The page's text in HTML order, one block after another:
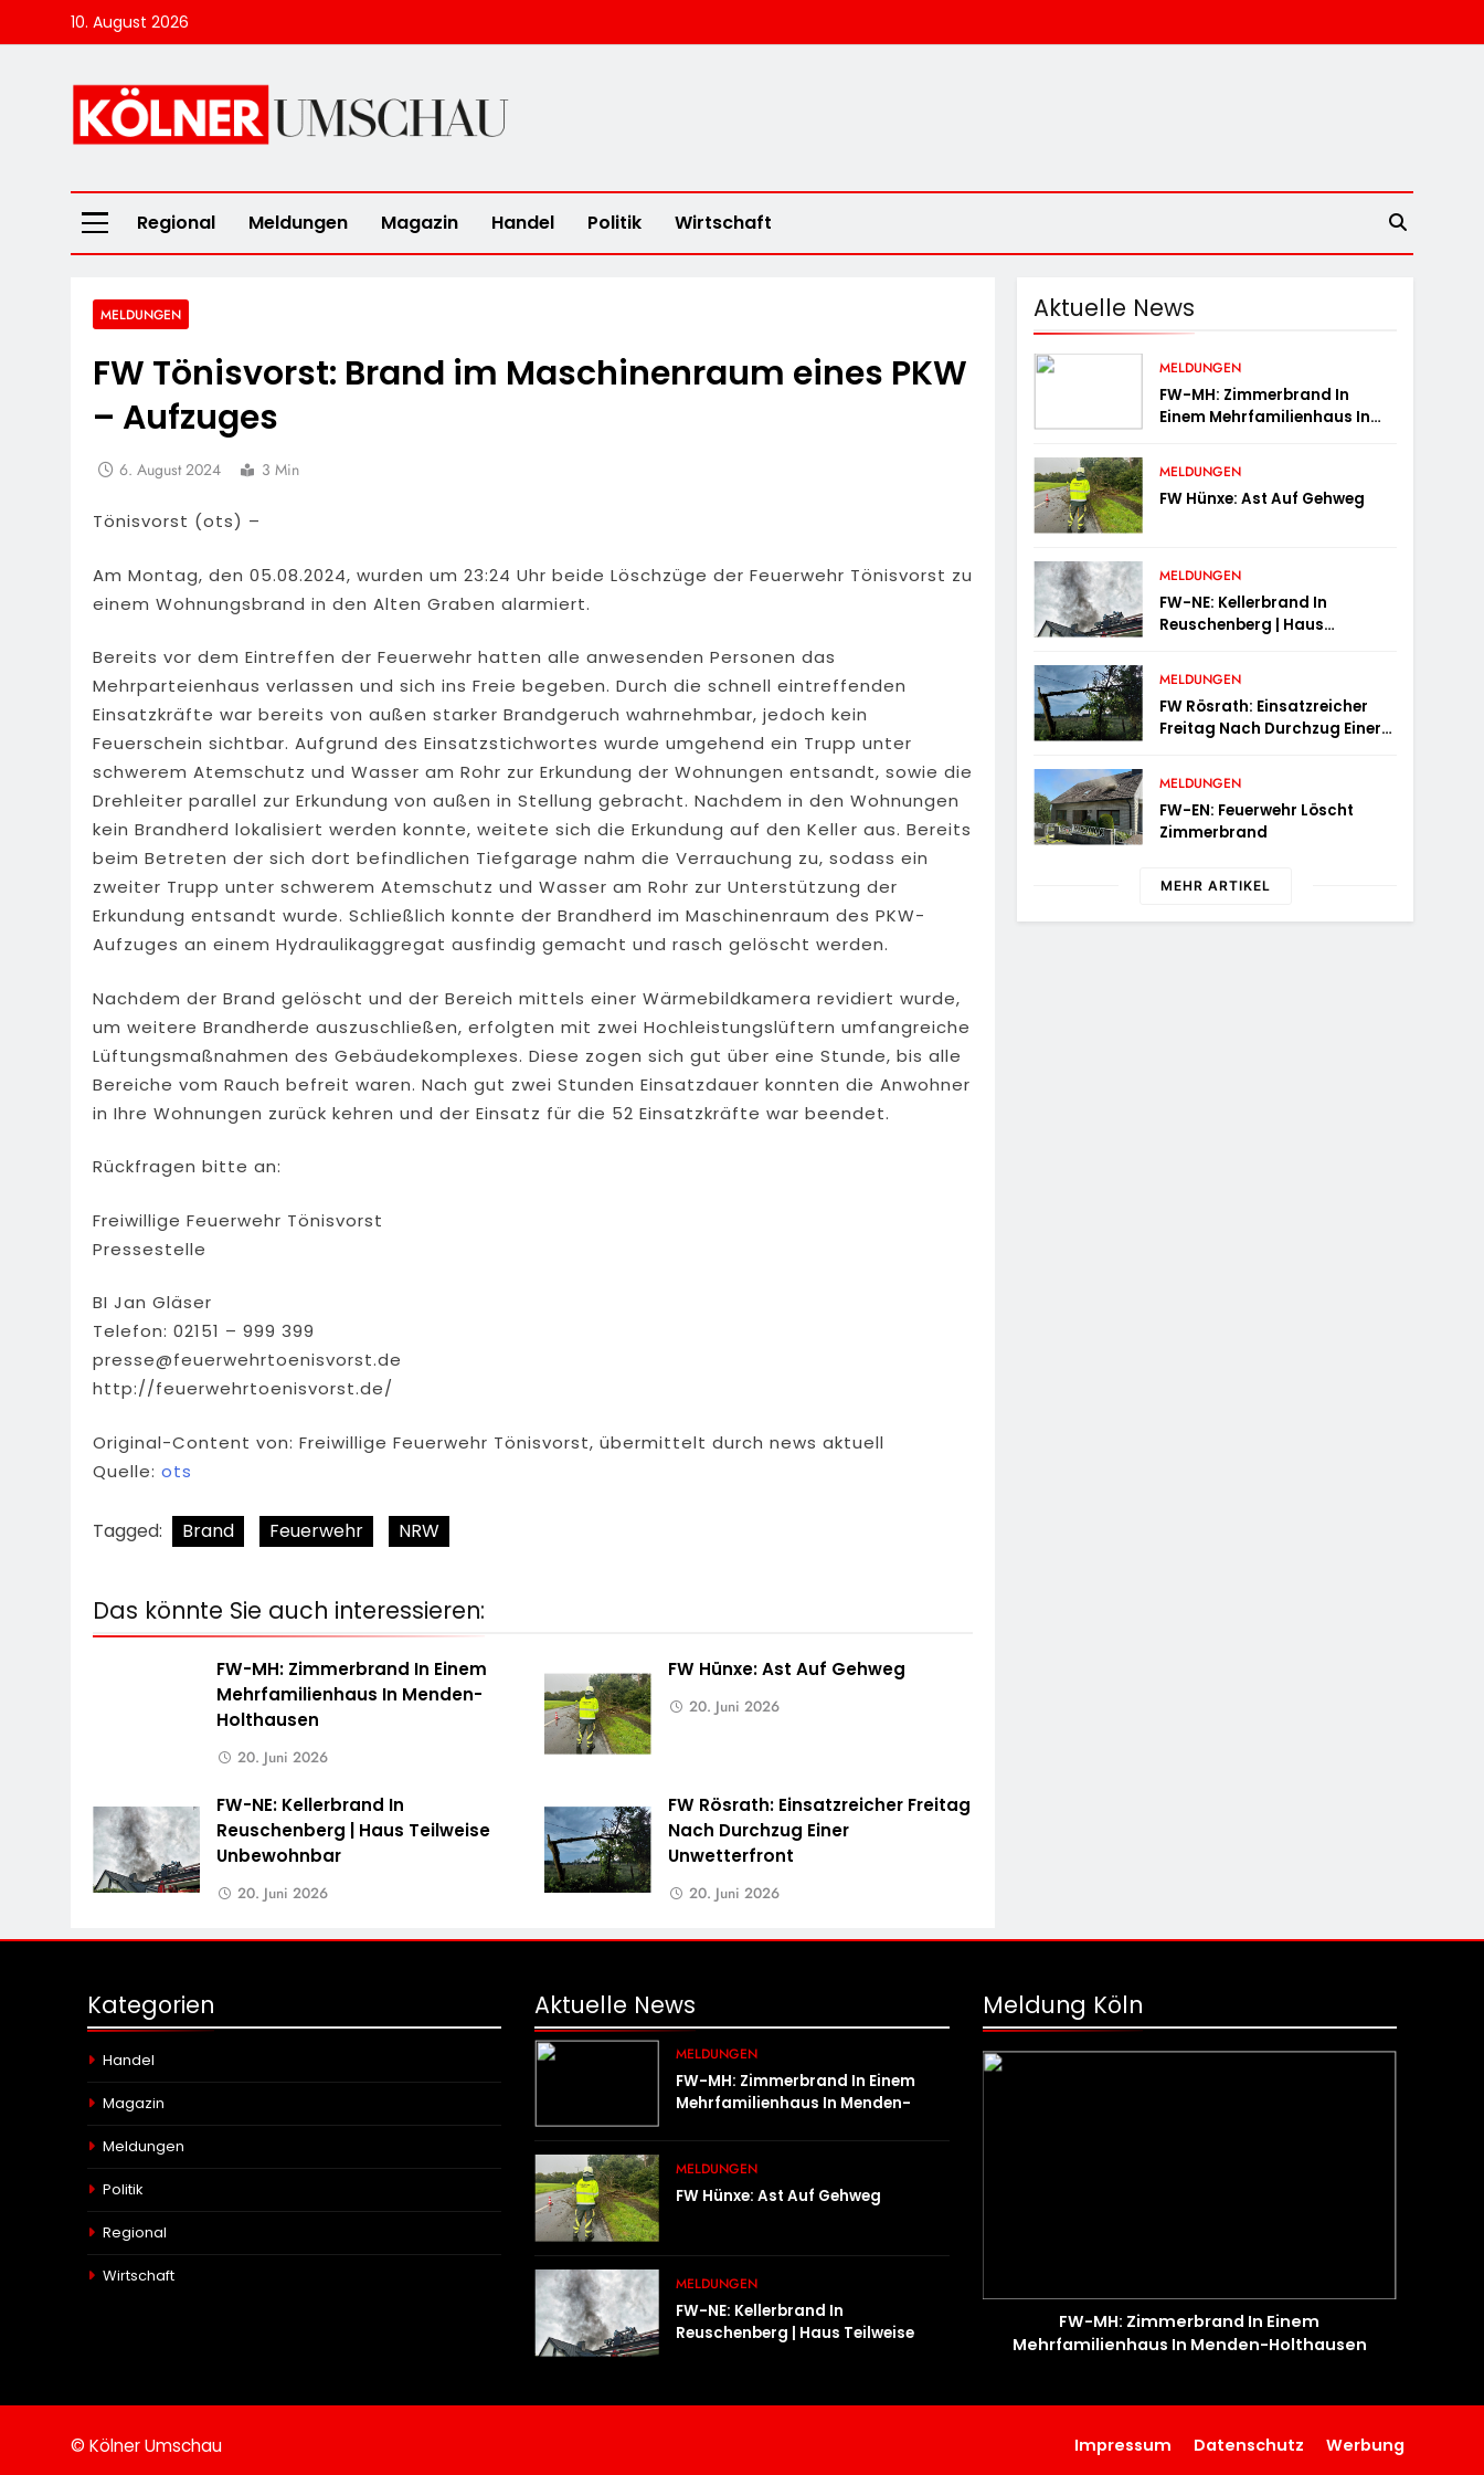
to
10. August 2026
Kölner Umschau
Regional Meldungen Magazin Handel Politik Wirtschaft
MELDUNGEN
FW Tönisvorst: Brand im Maschinenraum eines PKW
– Aufzuges
6. August 2024 3 Min
Tönisvorst (ots) –
Am Montag, den 05.08.2024, wurden um 23:24 Uhr beide Löschzüge der Feuerwehr Tönisvorst zu
einem Wohnungsbrand in den Alten Graben alarmiert.
Bereits vor dem Eintreffen der Feuerwehr hatten alle anwesenden Personen das
Mehrparteienhaus verlassen und sich ins Freie begeben. Durch die schnell eintreffenden
Einsatzkräfte war bereits von außen starker Brandgeruch wahrnehmbar, jedoch kein
Feuerschein sichtbar. Aufgrund des Einsatzstichwortes wurde umgehend ein Trupp unter
schwerem Atemschutz und Wasser am Rohr zur Erkundung der Wohnungen entsandt, sowie die
Drehleiter parallel zur Erkundung von außen in Stellung gebracht. Nachdem in den Wohnungen
kein Brandherd lokalisiert werden konnte, weitete sich die Erkundung auf den Keller aus. Bereits
beim Betreten der sich dort befindlichen Tiefgarage nahm die Verrauchung zu, sodass ein
zweiter Trupp unter schwerem Atemschutz und Wasser am Rohr zur Unterstützung der
Erkundung entsandt wurde. Schließlich konnte der Brandherd im Maschinenraum des PKW-
Aufzuges an einem Hydraulikaggregat ausfindig gemacht und rasch gelöscht werden.
Nachdem der Brand gelöscht und der Bereich mittels einer Wärmebildkamera revidiert wurde,
um weitere Brandherde auszuschließen, erfolgten mit zwei Hochleistungslüftern umfangreiche
Lüftungsmaßnahmen des Gebäudekomplexes. Diese zogen sich gut über eine Stunde, bis alle
Bereiche vom Rauch befreit waren. Nach gut zwei Stunden Einsatzdauer konnten die Anwohner
in Ihre Wohnungen zurück kehren und der Einsatz für die 52 Einsatzkräfte war beendet.
Rückfragen bitte an:
Freiwillige Feuerwehr Tönisvorst
Pressestelle
BI Jan Gläser
Telefon: 02151 – 999 399
presse@feuerwehrtoenisvorst.de
http://feuerwehrtoenisvorst.de/
Original-Content von: Freiwillige Feuerwehr Tönisvorst, übermittelt durch news aktuell
Quelle: ots
Tagged: Brand Feuerwehr NRW
Das könnte Sie auch interessieren:
FW-MH: Zimmerbrand In Einem
Mehrfamilienhaus In Menden-
Holthausen
20. Juni 2026
FW Hünxe: Ast Auf Gehweg
20. Juni 2026
FW-NE: Kellerbrand In
Reuschenberg | Haus Teilweise
Unbewohnbar
20. Juni 2026
FW Rösrath: Einsatzreicher Freitag
Nach Durchzug Einer
Unwetterfront
20. Juni 2026
Aktuelle News
MELDUNGEN
FW-MH: Zimmerbrand In
Einem Mehrfamilienhaus In
MELDUNGEN
FW Hünxe: Ast Auf Gehweg
MELDUNGEN
FW-NE: Kellerbrand In
Reuschenberg | Haus
MELDUNGEN
FW Rösrath: Einsatzreicher
Freitag Nach Durchzug Einer
MELDUNGEN
FW-EN: Feuerwehr Löscht
Zimmerbrand
MEHR ARTIKEL
Kategorien
Handel
Magazin
Meldungen
Politik
Regional
Wirtschaft
Aktuelle News
MELDUNGEN
FW-MH: Zimmerbrand In Einem
Mehrfamilienhaus In Menden-
MELDUNGEN
FW Hünxe: Ast Auf Gehweg
MELDUNGEN
FW-NE: Kellerbrand In
Reuschenberg | Haus Teilweise
Meldung Köln
FW-MH: Zimmerbrand In Einem
Mehrfamilienhaus In Menden-Holthausen
© Kölner Umschau Impressum Datenschutz Werbung